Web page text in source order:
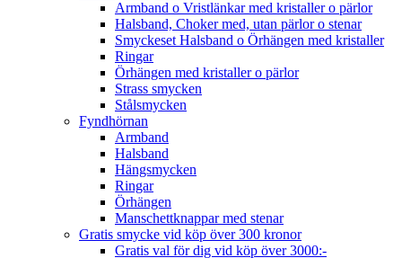
Armband o Vristlänkar med kristaller o pärlor
Halsband, Choker med, utan pärlor o stenar
Smyckeset Halsband o Örhängen med kristaller
Ringar
Örhängen med kristaller o pärlor
Strass smycken
Stålsmycken
Fyndhörnan
Armband
Halsband
Hängsmycken
Ringar
Örhängen
Manschettknappar med stenar
Gratis smycke vid köp över 300 kronor
Gratis val för dig vid köp över 3000:-